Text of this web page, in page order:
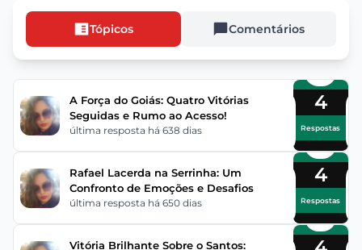
Tópicos Comentários
A Força do Goiás: Quatro Vitórias
Seguidas e Rumo ao Acesso!
última resposta há 638 dias
4
Respostas
Rafael Lacerda na Serrinha: Um
Confronto de Emoções e Desafios
última resposta há 650 dias
4
Respostas
Vitória Brilhante Sobre o Santos: